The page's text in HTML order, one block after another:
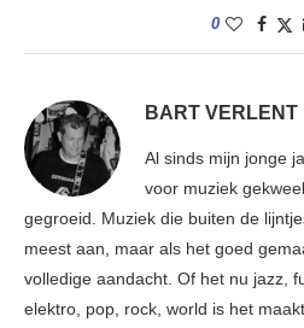
0
BART VERLENT
Al sinds mijn jonge
voor muziek
gegroeid. Muziek die buiten de
meest aan, maar als het goed
volledige aandacht. Of het nu jazz,
elektro, pop, rock, world is het